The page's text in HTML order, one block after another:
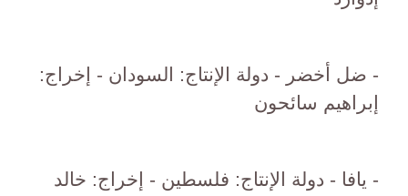
- ضل أخضر - دولة الإنتاج: السودان - إخراج:
إبراهيم سائحون
- يافا - دولة الإنتاج: فلسطين - إخراج: خالد